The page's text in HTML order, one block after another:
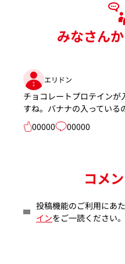
みなさん
エリドン
チョコレートプロテインが
すね。バナナの入っている
00000
00000
コメ
投稿機能のご利用にあ
インをご一読ください。